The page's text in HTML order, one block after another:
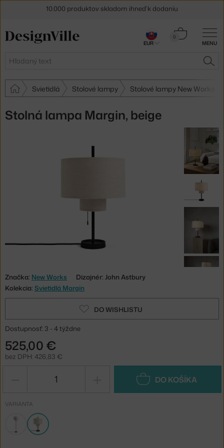
MENU
Hľadať
0
Košík
Svietidlá Stolové lampy Stolové lampy New Works
Stolná lampa Margin, beige
Značka: New Works
Dizajnér: John Astbury
Kolekcia: Svietidlá Margin
DO WISHLISTU
Dostupnosť: 3 - 4 týždne
525,00 €
bez DPH: 426,83 €
DO KOŠÍKA
VARIANTA
30 dní na vrátenie tovaru
EUR